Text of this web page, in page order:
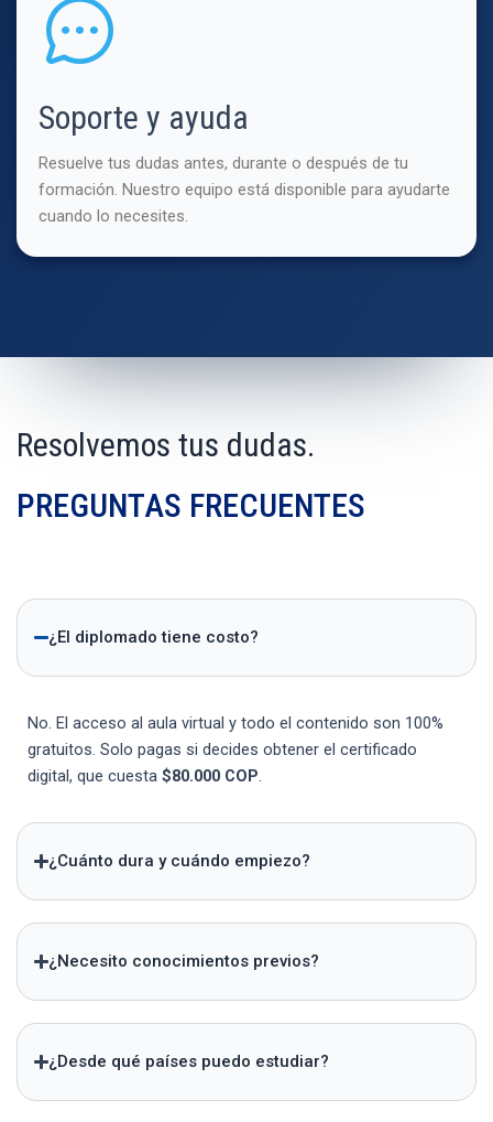
Soporte y ayuda
Resuelve tus dudas antes, durante o después de tu
formación. Nuestro equipo está disponible para ayudarte
cuando lo necesites.
Resolvemos tus dudas.
PREGUNTAS FRECUENTES
¿El diplomado tiene costo?
No. El acceso al aula virtual y todo el contenido son 100%
gratuitos. Solo pagas si decides obtener el certificado
digital, que cuesta $80.000 COP
¿Cuánto dura y cuándo empiezo?
¿Necesito conocimientos previos?
¿Desde qué países puedo estudiar?